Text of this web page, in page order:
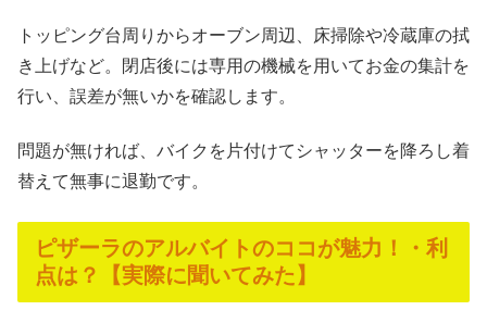
トッピング台周りからオーブン周辺、床掃除や冷蔵庫の拭
き上げなど。閉店後には専用の機械を用いてお金の集計を
行い、誤差が無いかを確認します。
問題が無ければ、バイクを片付けてシャッターを降ろし着
替えて無事に退勤です。
ピザーラのアルバイトのココが魅力！・利
点は？【実際に聞いてみた】